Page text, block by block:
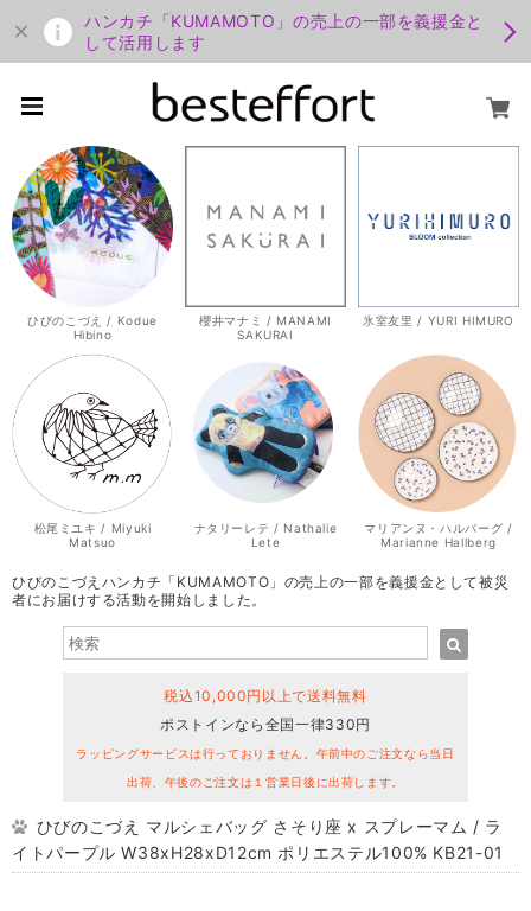
ハンカチ「KUMAMOTO」の売上の一部を義援金と
して活用します
ひびのこづえ / Kodue
Hibino
櫻井マナミ / MANAMI
SAKURAI
氷室友里 / YURI HIMURO
松尾ミユキ / Miyuki
Matsuo
ナタリーレテ / Nathalie
Lete
マリアンヌ・ハルバーグ /
Marianne Hallberg
ひびのこづえハンカチ「KUMAMOTO」の売上の一部を義援金として被災
者にお届けする活動を開始しました。
税込10,000円以上で送料無料
ポストインなら全国一律330円
ラッピングサービスは行っておりません。午前中のご注文なら当日
出荷、午後のご注文は１営業日後に出荷します。
ひびのこづえ マルシェバッグ さそり座 x スプレーマム / ラ
イトパープル W38xH28xD12cm ポリエステル100% KB21-01